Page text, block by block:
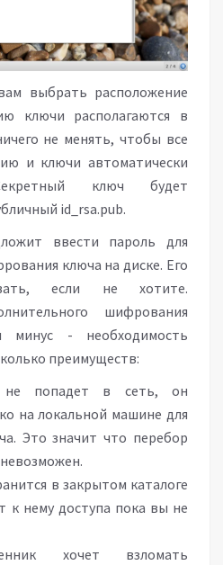
выбрать расположение
ключи располагаются в
не менять, чтобы все
и ключи автоматически
ключ будет
id_rsa.pub.
ввести пароль для
ключа на диске. Его
если не хотите.
шифрования
минус - необходимость
преимуществ:
не попадет в сеть, он
на локальной машине для
Это значит что перебор
в закрытом каталоге
к нему доступа пока вы не
хочет взломать